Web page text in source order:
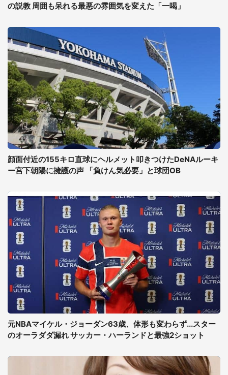
の説教 周囲も呆れる最悪の雰囲気を変えた「一喝」
顔面付近の155キロ直球にヘルメット叩きつけたDeNAルーキ
ー宮下朝陽に擁護の声 「負けん気必要」と球団OB
元NBAマイケル・ジョーダン63歳、体形も変わらず...スター
のオーラダダ漏れ サッカー・ハーランドと最強2ショット